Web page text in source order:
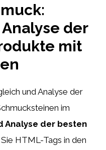
der
mit
und Analyse der
im
Analyse der besten
HTML-Tags in den